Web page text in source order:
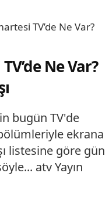
TV’de Ne Var?
Ne Var?
bugün TV'de
ekrana
listesine göre gün
atv Yayın